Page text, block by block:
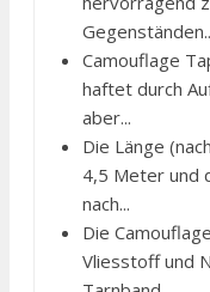
Camouflage
haftet durch
aber...
Die Länge
4,5 Meter und
nach...
Die
Vliesstoff und